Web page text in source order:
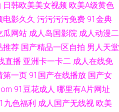
日韩欧美美女视频 欧美A级黄色
电影久久 污污污污免费 91金典
瓜网站 成人岛国影院 成人动漫二
推荐 国产精品一区自拍 男人天堂
直播 亚洲卡一卡二 成人在线免
第一页 91国产在线播放 国产女
91豆花成人 哪里有A片网址
九色福利 成人国产无线视 欧美